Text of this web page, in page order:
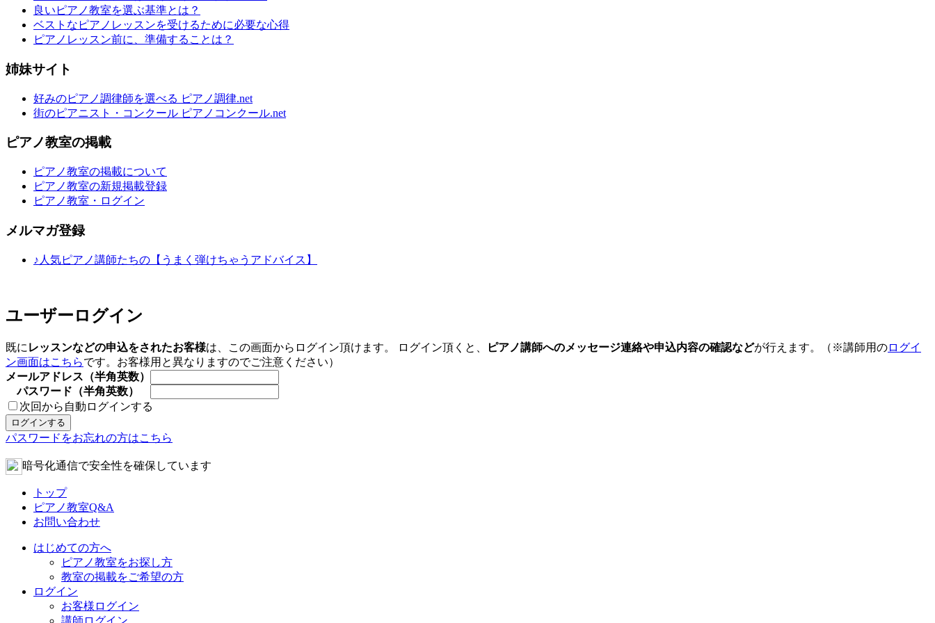
良いピアノ教室を選ぶ基準とは？
ベストなピアノレッスンを受けるために必要な心得
ピアノレッスン前に、準備することは？
姉妹サイト
好みのピアノ調律師を選べる ピアノ調律.net
街のピアニスト・コンクール ピアノコンクール.net
ピアノ教室の掲載
ピアノ教室の掲載について
ピアノ教室の新規掲載登録
ピアノ教室・ログイン
メルマガ登録
♪人気ピアノ講師たちの【うまく弾けちゃうアドバイス】
ユーザーログイン
既に レッスンなどの申込をされたお客様は、この画面からログイン頂けます。 ログイン頂くと、 ピアノ講師へのメッセージ連絡や申込内容の確認などが行えます。（※講師用のログイ
ン画面はこちらです。お客様用と異なりますのでご注意ください）
メールアドレス（半角英数）
パスワード（半角英数）
次回から自動ログインする
パスワードをお忘れの方はこちら
暗号化通信で安全性を確保しています
トップ
ピアノ教室Q&A
お問い合わせ
はじめての方へ
ピアノ教室をお探し方
教室の掲載をご希望の方
ログイン
お客様ログイン